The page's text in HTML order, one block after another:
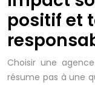
positif et
Choisir une
résume pas à une